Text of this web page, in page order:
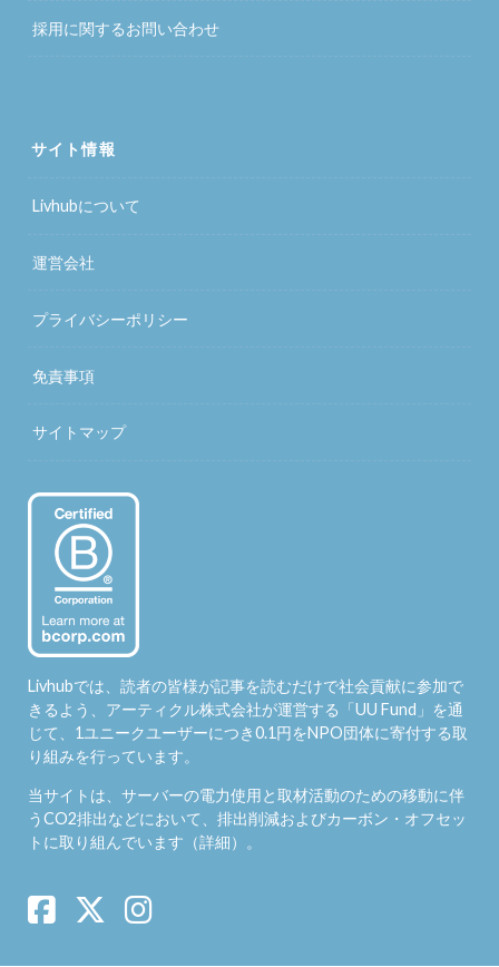
採用に関するお問い合わせ
サイト情報
Livhubについて
運営会社
プライバシーポリシー
免責事項
サイトマップ
Livhubでは、読者の皆様が記事を読むだけで社会貢献に参加で
きるよう、アーティクル株式会社が運営する「UU Fund 」を通
じて、1ユニークユーザーにつき0.1円をNPO団体に寄付する取
り組みを行っています。
当サイトは、サーバーの電力使用と取材活動のための移動に伴
うCO2排出などにおいて、排出削減およびカーボン・オフセッ
トに取り組んでいます（詳細）。